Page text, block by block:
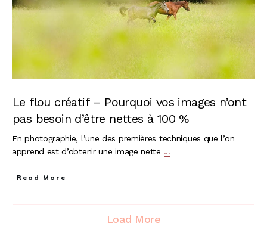
Le flou créatif – Pourquoi vos images n’ont
pas besoin d’être nettes à 100 %
En photographie, l’une des premières techniques que l’on
apprend est d’obtenir une image nette ...
Read More
Load More